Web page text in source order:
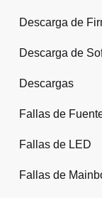
Descarga de
Descarga de
Descargas
Fallas de
Fallas de LED
Fallas de